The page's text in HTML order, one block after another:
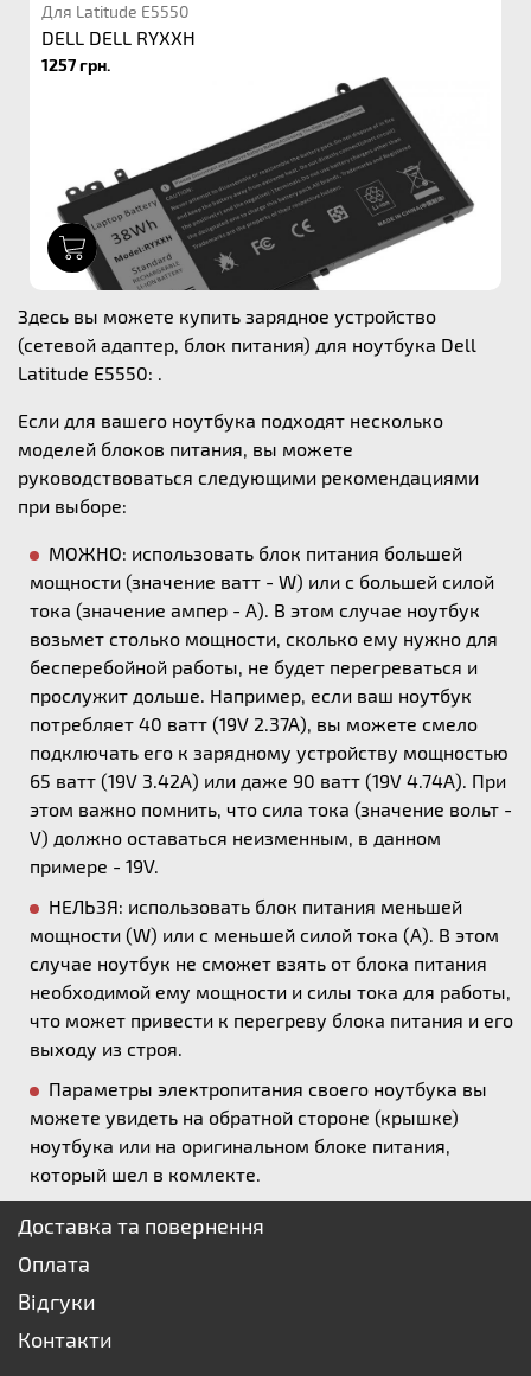
Для Latitude E5550
DELL DELL RYXXH
1257 грн.
Здесь вы можете купить зарядное устройство
(сетевой адаптер, блок питания) для ноутбука Dell
Latitude E5550: .
Если для вашего ноутбука подходят несколько
моделей блоков питания, вы можете
руководствоваться следующими рекомендациями
при выборе:
МОЖНО: использовать блок питания большей
мощности (значение ватт - W) или с большей силой
тока (значение ампер - А). В этом случае ноутбук
возьмет столько мощности, сколько ему нужно для
бесперебойной работы, не будет перегреваться и
прослужит дольше. Например, если ваш ноутбук
потребляет 40 ватт (19V 2.37A), вы можете смело
подключать его к зарядному устройству мощностью
65 ватт (19V 3.42A) или даже 90 ватт (19V 4.74A). При
этом важно помнить, что сила тока (значение вольт -
V) должно оставаться неизменным, в данном
примере - 19V.
НЕЛЬЗЯ: использовать блок питания меньшей
мощности (W) или с меньшей силой тока (А). В этом
случае ноутбук не сможет взять от блока питания
необходимой ему мощности и силы тока для работы,
что может привести к перегреву блока питания и его
выходу из строя.
Параметры электропитания своего ноутбука вы
можете увидеть на обратной стороне (крышке)
ноутбука или на оригинальном блоке питания,
который шел в комлекте.
Доставка та повернення
Оплата
Відгуки
Контакти